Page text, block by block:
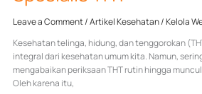
Leave a Comment/Artikel Kesehatan/Kelola
Kesehatan telinga, hidung, dan tenggorokan
integral dari kesehatan umum kita. Namun,
mengabaikan periksaan THT rutin hingga
Oleh karena itu,